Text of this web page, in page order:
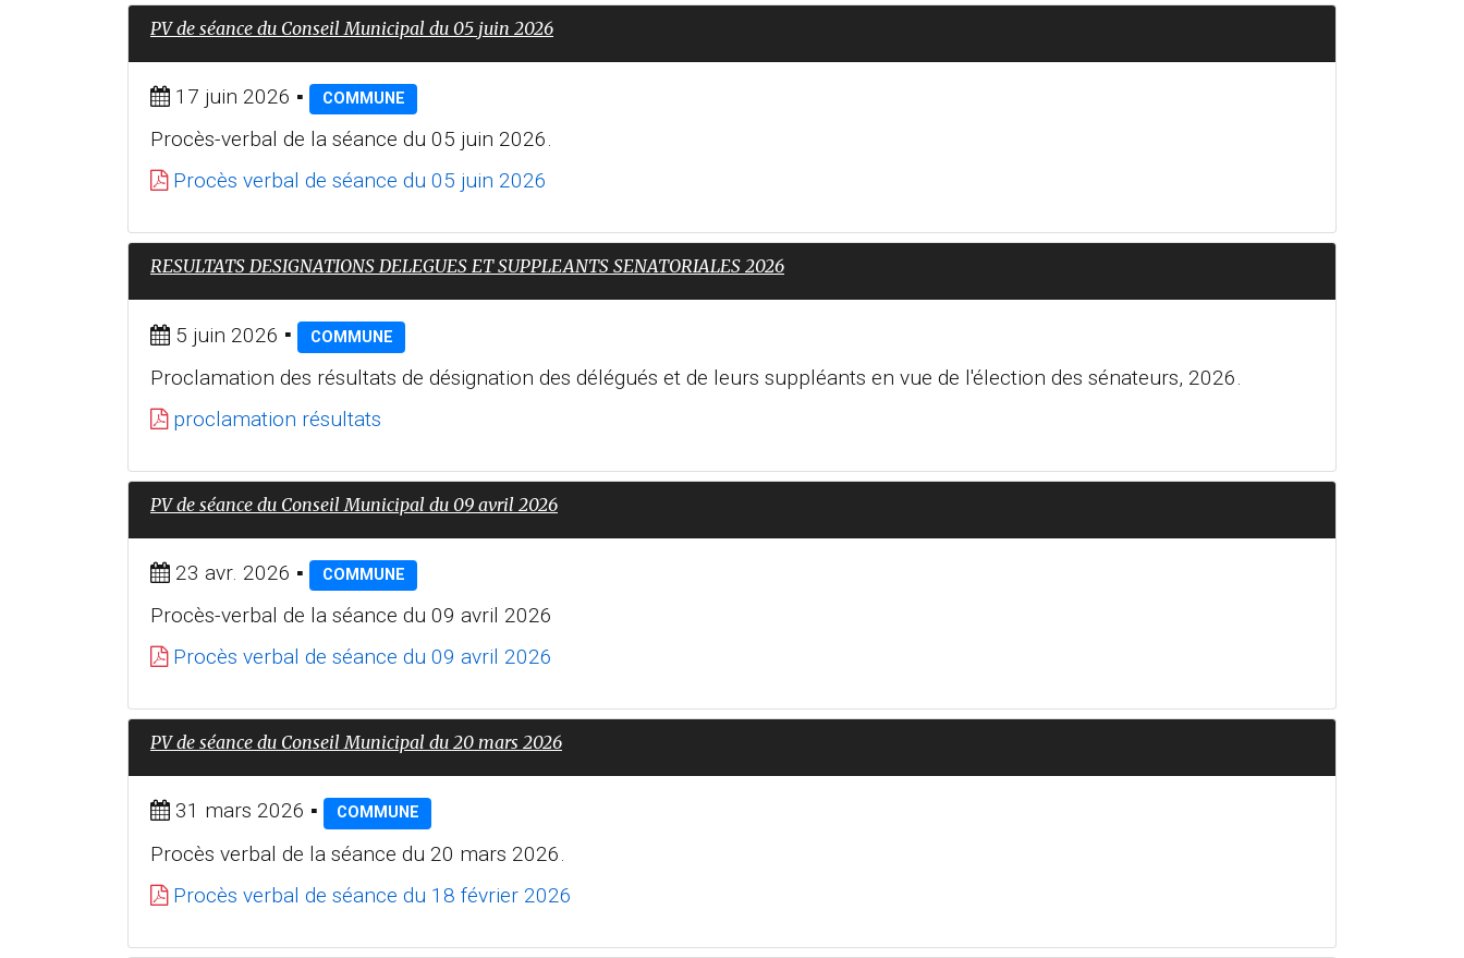
PV de séance du Conseil Municipal du 05 juin 2026
17 juin 2026 ▪ COMMUNE
Procès-verbal de la séance du 05 juin 2026.
Procès verbal de séance du 05 juin 2026
RESULTATS DESIGNATIONS DELEGUES ET SUPPLEANTS SENATORIALES 2026
5 juin 2026 ▪ COMMUNE
Proclamation des résultats de désignation des délégués et de leurs suppléants en vue de l'élection des sénateurs, 2026.
proclamation résultats
PV de séance du Conseil Municipal du 09 avril 2026
23 avr. 2026 ▪ COMMUNE
Procès-verbal de la séance du 09 avril 2026
Procès verbal de séance du 09 avril 2026
PV de séance du Conseil Municipal du 20 mars 2026
31 mars 2026 ▪ COMMUNE
Procès verbal de la séance du 20 mars 2026.
Procès verbal de séance du 18 février 2026